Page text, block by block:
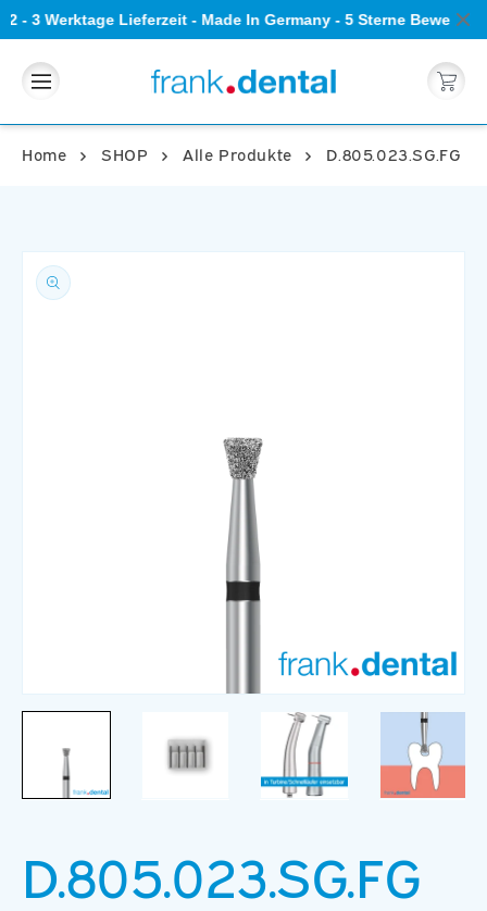
- 3 Werktage Lieferzeit - Made In Germany - 5 Sterne
Direkt
zum
Warenkorb
Home SHOP Alle Produkte D.805.023.SG.FG
1
D.805.023.SG.FG